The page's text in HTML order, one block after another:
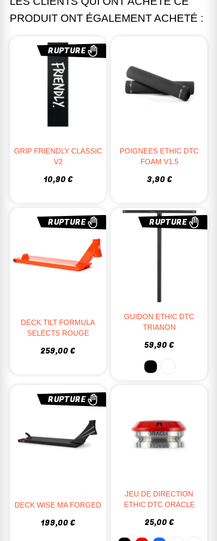
PRODUIT ONT ÉGALEMENT ACHETÉ :
RUPTURE
GRIP FRIENDLY CLASSIC
V2
10,90 €
POIGNEES ETHIC DTC
FOAM V1.5
3,90 €
RUPTURE
DECK TILT FORMULA
SELECTS ROUGE
259,00 €
RUPTURE
GUIDON ETHIC DTC
TRIANON
59,90 €
RUPTURE
DECK WISE MA FORGED
199,00 €
JEU DE DIRECTION
ETHIC DTC ORACLE
25,00 €